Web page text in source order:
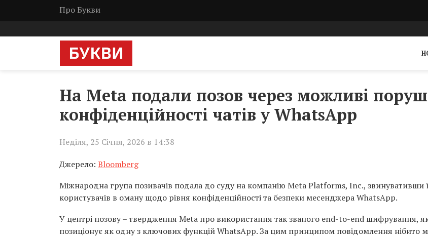
Про Букви
На Meta подали позов через можливі
конфіденційності чатів у WhatsApp
Неділя, 25 Січня, 2026 в 14:38
Джерело: Bloomberg
Міжнародна група позивачів подала до суду на компанію Meta Platforms, Inc., звинувативши
користувачів в оману щодо рівня конфіденційності та безпеки месенджера WhatsApp.
У центрі позову – твердження Meta про використання так званого end-to-end шифрування,
позиціонує як одну з ключових функцій WhatsApp. За цим принципом повідомлення нібито